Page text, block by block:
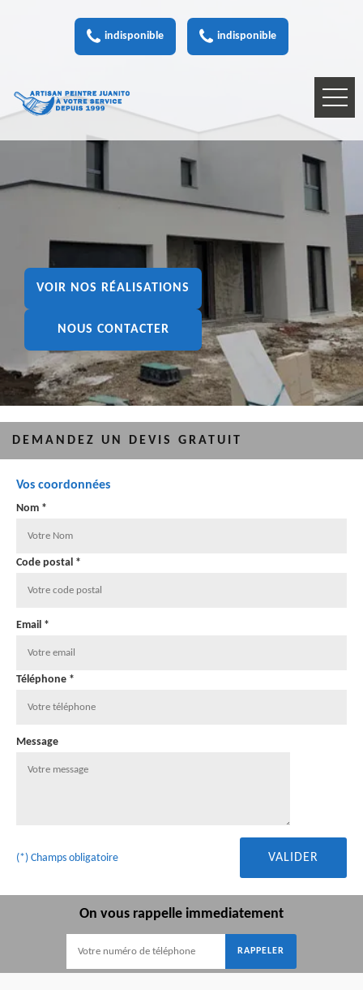
indisponible indisponible
VOIR NOS RÉALISATIONS
NOUS CONTACTER
DEMANDEZ UN DEVIS GRATUIT
Vos coordonnées
Nom *
Code postal *
Email *
Téléphone *
Message
(*) Champs obligatoire
On vous rappelle immediatement